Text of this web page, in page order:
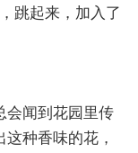
跳起来，加入了
会闻到花园里传
种香味的花，